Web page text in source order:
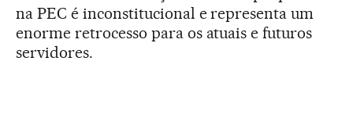
na PEC é inconstitucional e representa um
enorme retrocesso para os atuais e futuros
servidores.